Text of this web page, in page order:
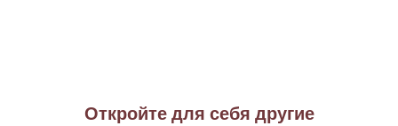
Откройте для себя другие